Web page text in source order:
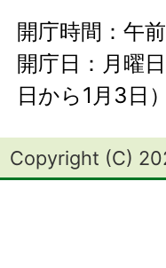
開庁時間：午
開庁日：月曜
日から1月3日
Copyright (C)